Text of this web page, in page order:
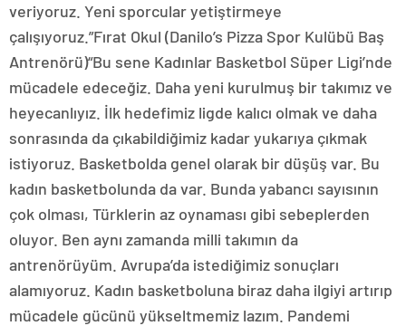
veriyoruz. Yeni sporcular yetiştirmeye
çalışıyoruz.”Fırat Okul (Danilo’s Pizza Spor Kulübü Baş
Antrenörü)“Bu sene Kadınlar Basketbol Süper Ligi’nde
mücadele edeceğiz. Daha yeni kurulmuş bir takımız ve
heyecanlıyız. İlk hedefimiz ligde kalıcı olmak ve daha
sonrasında da çıkabildiğimiz kadar yukarıya çıkmak
istiyoruz. Basketbolda genel olarak bir düşüş var. Bu
kadın basketbolunda da var. Bunda yabancı sayısının
çok olması, Türklerin az oynaması gibi sebeplerden
oluyor. Ben aynı zamanda milli takımın da
antrenörüyüm. Avrupa’da istediğimiz sonuçları
alamıyoruz. Kadın basketboluna biraz daha ilgiyi artırıp
mücadele gücünü yükseltmemiz lazım. Pandemi